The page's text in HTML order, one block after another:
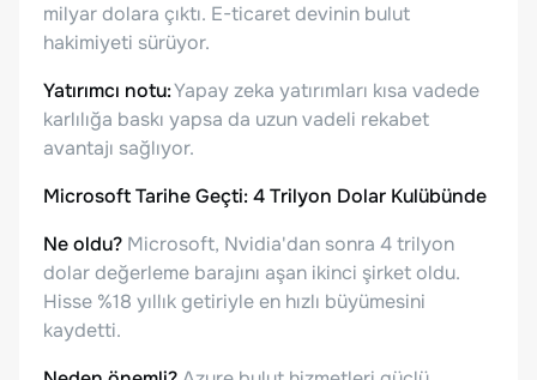
milyar dolara çıktı. E-ticaret devinin bulut
hakimiyeti sürüyor.
Yatırımcı notu:Yapay zeka yatırımları kısa vadede
karlılığa baskı yapsa da uzun vadeli rekabet
avantajı sağlıyor.
Microsoft Tarihe Geçti: 4 Trilyon Dolar Kulübünde
Ne oldu? Microsoft, Nvidia'dan sonra 4 trilyon
dolar değerleme barajını aşan ikinci şirket oldu.
Hisse %18 yıllık getiriyle en hızlı büyümesini
kaydetti.